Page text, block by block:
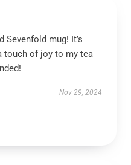
Sevenfold mug! It’s
touch of joy to my tea
Nov 29, 2024